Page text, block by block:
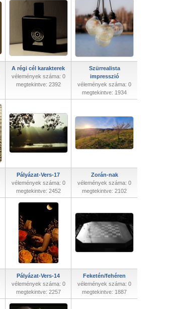
A régi cél karakterek
vélemények száma: 0
megtekintve: 2392
Szürrealista
impresszió
vélemények száma: 0
megtekintve: 1934
Pályázat-Vers-17
vélemények száma: 0
megtekintve: 2452
Zorán-nak
vélemények száma: 0
megtekintve: 2102
Pályázat-Vers-14
vélemények száma: 0
megtekintve: 2257
Feketén/fehéren
vélemények száma: 0
megtekintve: 1887